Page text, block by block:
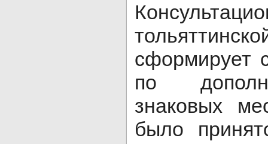
сформирует
по
знаковых
было